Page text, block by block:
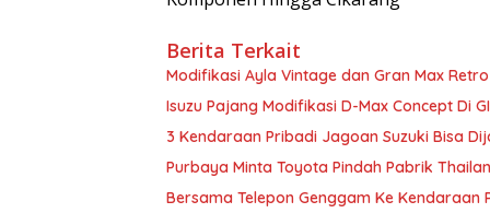
Berita Terkait
Modifikasi Ayla Vintage dan Gran Max
Isuzu Pajang Modifikasi D-Max Concept Di
3 Kendaraan Pribadi Jagoan Suzuki Bisa
Purbaya Minta Toyota Pindah Pabrik
Bersama Telepon Genggam Ke